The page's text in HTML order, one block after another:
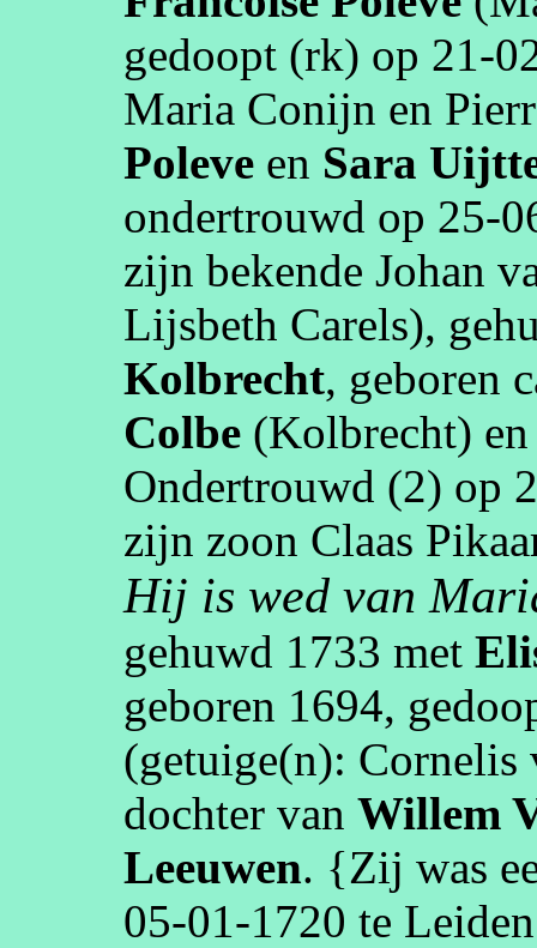
gedoopt (rk) op
Maria Conijn en
Poleve en Sara
ondertrouwd op
zijn bekende Johan
Lijsbeth Carels),
Kolbrecht, geboren
Colbe (Kolbrecht)
Ondertrouwd (2) op
zijn zoon Claas
Hij is wed van
gehuwd 1733 met
geboren 1694,
(getuige(n): Cornelis
dochter vanWillem
Leeuwen. {Zij was
05‑01‑1720 te Leiden